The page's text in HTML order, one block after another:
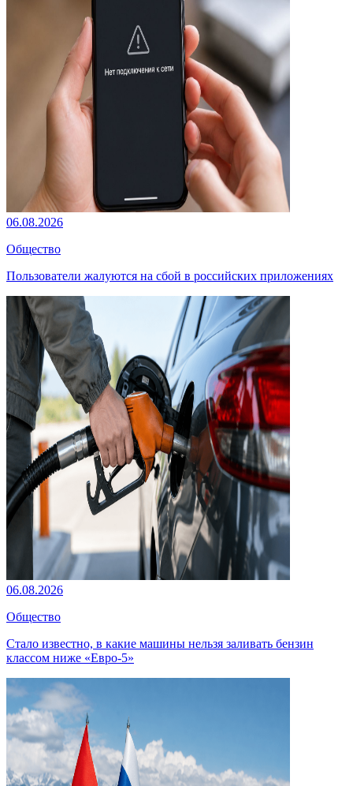
06.08.2026
Общество
Пользователи жалуются на сбой в российских приложениях
06.08.2026
Общество
Стало известно, в какие машины нельзя заливать бензин
классом ниже «Евро-5»